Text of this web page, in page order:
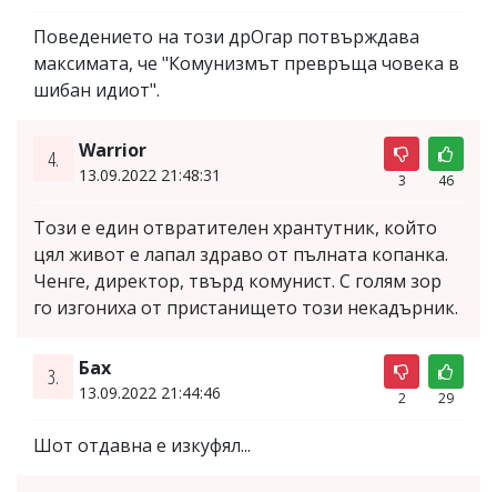
Поведението на този дрОгар потвърждава
максимата, че "Комунизмът превръща човека в
шибан идиот".
4. Warrior
13.09.2022 21:48:31 3 46
Този е един отвратителен хрантутник, който
цял живот е лапал здраво от пълната копанка.
Ченге, директор, твърд комунист. С голям зор
го изгониха от пристанището този некадърник.
3. Бах
13.09.2022 21:44:46 2 29
Шот отдавна е изкуфял...